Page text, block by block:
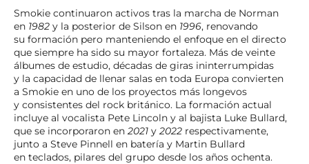
Smokie continuaron activos tras la marcha de Norman
en 1982 y la posterior de Silson en 1996, renovando
su formación pero manteniendo el enfoque en el directo
que siempre ha sido su mayor fortaleza. Más de veinte
álbumes de estudio, décadas de giras ininterrumpidas
y la capacidad de llenar salas en toda Europa convierten
a Smokie en uno de los proyectos más longevos
y consistentes del rock británico. La formación actual
incluye al vocalista Pete Lincoln y al bajista Luke Bullard,
que se incorporaron en 2021 y 2022 respectivamente,
junto a Steve Pinnell en batería y Martin Bullard
en teclados, pilares del grupo desde los años ochenta.